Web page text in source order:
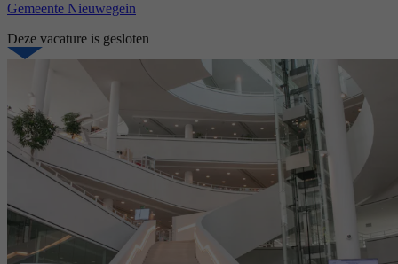
Gemeente Nieuwegein
Deze vacature is gesloten